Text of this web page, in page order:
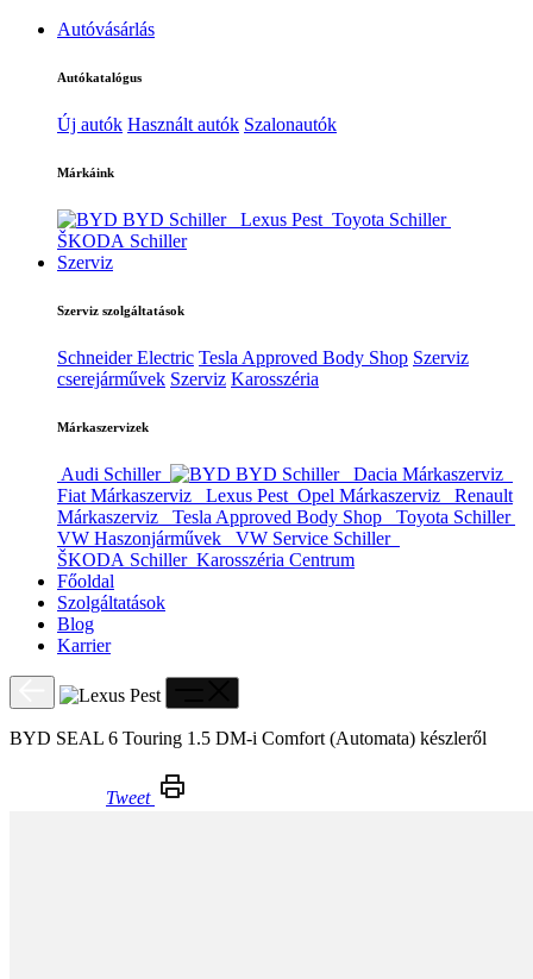
Autóvásárlás
Autókatalógus
Új autók Használt autók Szalonautók
Márkáink
BYD Schiller Lexus Pest Toyota Schiller
ŠKODA Schiller
Szerviz
Szerviz szolgáltatások
Schneider Electric Tesla Approved Body Shop Szerviz
cserejárművek Szerviz Karosszéria
Márkaszervizek
Audi Schiller BYD Schiller
Dacia Márkaszerviz
Fiat Márkaszerviz
Lexus Pest Opel Márkaszerviz
Renault
Márkaszerviz
Tesla Approved Body Shop
Toyota Schiller
VW Haszonjárművek
VW Service Schiller
ŠKODA Schiller Karosszéria Centrum
Főoldal
Szolgáltatások
Blog
Karrier
BYD SEAL 6 Touring 1.5 DM-i Comfort (Automata) készleről
Tweet